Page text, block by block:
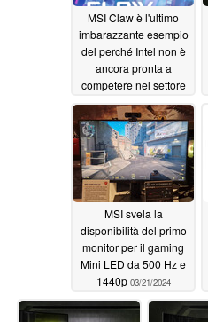
MSI Claw è l'ultimo
imbarazzante esempio
del perché Intel non è
ancora pronta a
competere nel settore
dei giochi03/23/2024
MSI svela la
disponibilità del primo
monitor per il gaming
Mini LED da 500 Hz e
1440p 03/21/2024